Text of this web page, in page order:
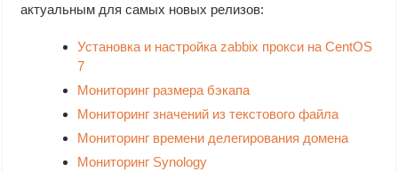
актуальным для самых новых релизов:
Установка и настройка zabbix прокси на CentOS
7
Мониторинг размера бэкапа
Мониторинг значений из текстового файла
Мониторинг времени делегирования домена
Мониторинг Synology